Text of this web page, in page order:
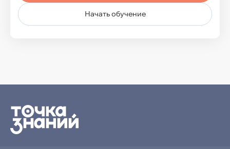
Начать обучение